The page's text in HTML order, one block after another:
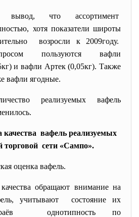
вывод, что ассортимент
хотя показатели широты
возросли к 2009году.
пользуются вафли
и вафли Артек (0,05кг). Также
вафли ягодные.
реализуемых вафель
качества вафель реализуемых
торговой сети «Сампо».
оценка вафель.
обращают внимание на
учитывают состояние их
однотипность по